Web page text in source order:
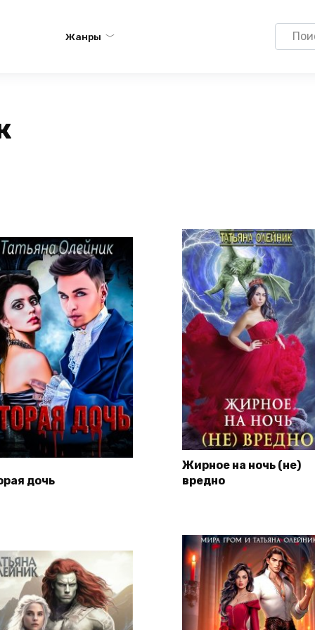
Жанры
Search
for:
дочь
Жирное на ночь (не)
вредно